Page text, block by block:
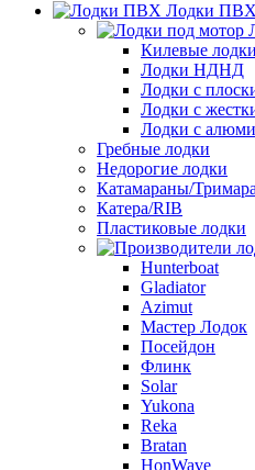
Лодки ПВХ
Килевые лодки
Лодки НДНД
Лодки с
Лодки с
Лодки с
Гребные лодки
Недорогие лодки
Катамараны/
Катера/RIB
Пластиковые лодки
Hunterboat
Gladiator
Azimut
Мастер Лодок
Посейдон
Флинк
Solar
Yukona
Reka
Bratan
HonWave